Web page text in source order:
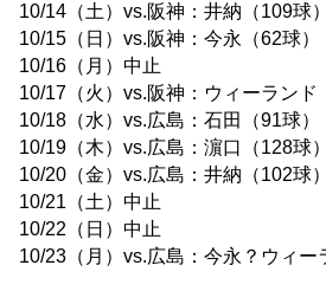
10/14（土）vs.阪神：井納（109球）
10/15（日）vs.阪神：今永（62球）
10/16（月）中止
10/17（火）vs.阪神：ウィーランド
10/18（水）vs.広島：石田（91球）
10/19（木）vs.広島：濵口（128球）
10/20（金）vs.広島：井納（102球）
10/21（土）中止
10/22（日）中止
10/23（月）vs.広島：今永？ウィー